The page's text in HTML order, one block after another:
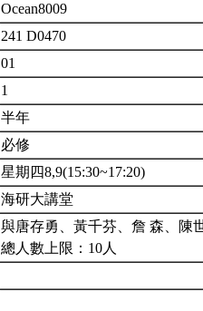
Ocean8009
241 D0470
01
1
半年
必修
星期四8,9(15:30~17:20)
海研大講堂
與唐存勇、黃千芬、詹 森、陳
總人數上限：10人